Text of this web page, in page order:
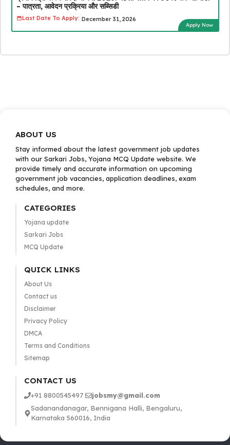
– पात्रता, आवेदन प्रक्रिया और सब्सिडी
Last Date To Apply: December 31, 2026
Apply Now
ABOUT US
Stay informed about the latest government job updates
with our Sarkari Jobs, Yojana MCQ Update website. We
provide timely and accurate information on upcoming
government job vacancies, application deadlines, exam
schedules, and more.
CATEGORIES
Yojana update
Sarkari Jobs
MCQ Update
QUICK LINKS
About Us
Contact us
Disclaimer
Privacy Policy
DMCA
Terms and Conditions
Sitemap
CONTACT US
+91 8800545497
jobsmy@gmail.com
Sadanandanagar, Bennigana Halli, Bengaluru,
Karnataka 560016, India